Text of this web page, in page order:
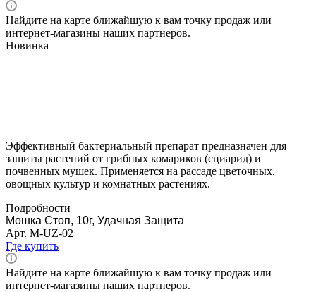
Найдите на карте ближайшую к вам точку продаж или
интернет-магазины наших партнеров.
Новинка
Эффективный бактериальный препарат предназначен для
защиты растений от грибных комариков (сциарид) и
почвенных мушек. Применяется на рассаде цветочных,
овощных культур и комнатных растениях.
Подробности
Мошка Стоп, 10г, Удачная Защита
Арт. M-UZ-02
Где купить
Найдите на карте ближайшую к вам точку продаж или
интернет-магазины наших партнеров.